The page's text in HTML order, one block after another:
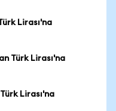
Lirası'na
Türk Lirası'na
Lirası'na